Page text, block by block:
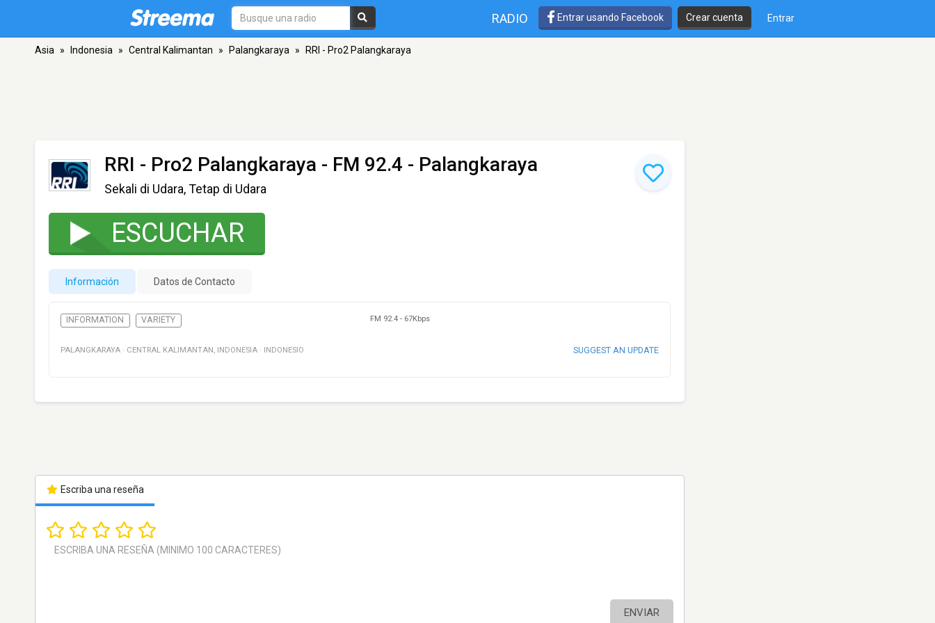
RADIO Entrar usando Facebook Crear cuenta Entrar
Asia » Indonesia » Central Kalimantan » Palangkaraya » RRI - Pro2 Palangkaraya
RRI - Pro2 Palangkaraya - FM 92.4 - Palangkaraya
Sekali di Udara, Tetap di Udara
ESCUCHAR
Información Datos de Contacto
INFORMATION VARIETY FM 92.4 - 67Kbps
PALANGKARAYA · CENTRAL KALIMANTAN , INDONESIA · INDONESIO SUGGEST AN UPDATE
Escriba una reseña
ENVIAR